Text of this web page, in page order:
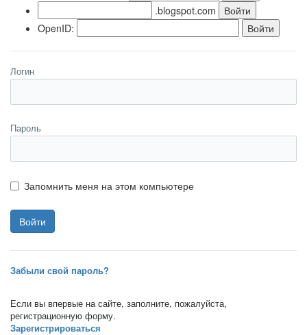
.blogspot.com
OpenID:
Логин
Пароль
Запомнить меня на этом компьютере
Забыли свой пароль?
Если вы впервые на сайте, заполните, пожалуйста,
регистрационную форму.
Зарегистрироваться